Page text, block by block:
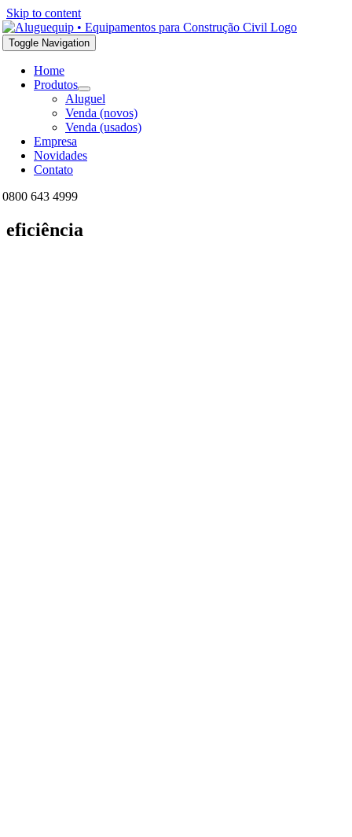
Skip to content
Toggle Navigation
Home
Produtos
Aluguel
Venda (novos)
Venda (usados)
Empresa
Novidades
Contato
0800 643 4999
eficiência